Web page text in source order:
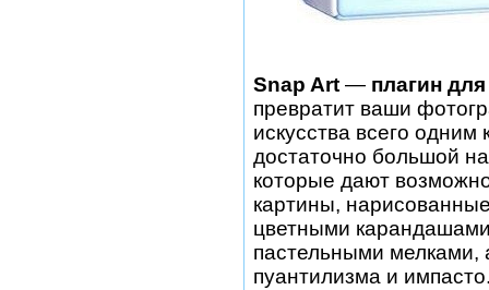
Snap Art — плагин
превратит ваши
искусства всего
достаточно большой
которые дают
картины,
цветными
пастельными мелками,
пуантилизма и